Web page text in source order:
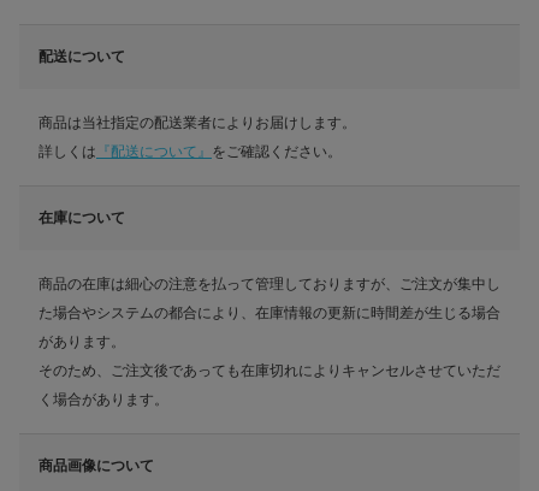
配送について
商品は当社指定の配送業者によりお届けします。
詳しくは 『配送について』 をご確認ください。
在庫について
商品の在庫は細心の注意を払って管理しておりますが、ご注文が集中し
た場合やシステムの都合により、在庫情報の更新に時間差が生じる場合
があります。
そのため、ご注文後であっても在庫切れによりキャンセルさせていただ
く場合があります。
商品画像について